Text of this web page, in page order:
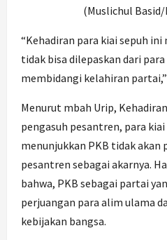
(Muslichul
“Kehadiran para kiai sepuh ini
tidak bisa dilepaskan dari
membidangi kelahiran
Menurut mbah Urip,
pengasuh pesantren, para
menunjukkan PKB tidak akan
pesantren sebagai akarnya.
bahwa, PKB sebagai partai
perjuangan para alim ulama
kebijakan bangsa.